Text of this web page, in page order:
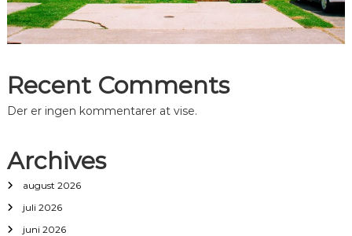
Recent Comments
Der er ingen kommentarer at vise.
Archives
august 2026
juli 2026
juni 2026